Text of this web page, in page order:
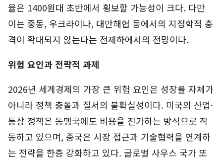
율은 1400원대 초반에서 횡보할 가능성이 크다. 다만
이는 중동, 우크라이나, 대만해협 등에서의 지정학적 충
격이 확대되지 않는다는 전제하에서의 전망이다.
위험 요인과 전략적 과제
2026년 세계경제의 가장 큰 위험 요인은 성장률 자체가
아니라 정책 충돌과 질서의 불확실성이다. 미국의 산업·
통상 정책은 동맹국에도 비용을 전가하는 방식으로 작
동하고 있으며, 중국은 시장 접근과 기술협력을 연계하
는 전략을 한층 강화하고 있다. 글로벌 사우스 국가 또